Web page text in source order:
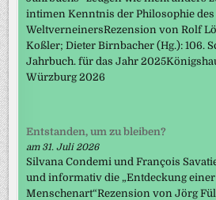
intimen Kenntnis der Philosophie des
WeltverneinersRezension von Rolf
Koßler; Dieter Birnbacher (Hg.): 106.
Jahrbuch. für das Jahr
Würzburg 2026
Entstanden, um zu bleiben?
am 31. Juli 2026
Silvana Condemi und François
und informativ die „Entdeckung
Menschenart“Rezension von Jörg